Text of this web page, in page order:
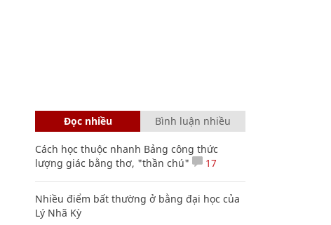
Đọc nhiều Bình luận nhiều
Cách học thuộc nhanh Bảng công thức
lượng giác bằng thơ, "thần chú"
17
Nhiều điểm bất thường ở bằng đại học của
Lý Nhã Kỳ